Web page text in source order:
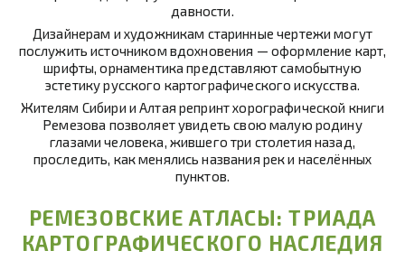
давности.
Дизайнерам и художникам старинные чертежи могут
послужить источником вдохновения — оформление карт,
шрифты, орнаментика представляют самобытную
эстетику русского картографического искусства.
Жителям Сибири и Алтая репринт хорографической книги
Ремезова позволяет увидеть свою малую родину
глазами человека, жившего три столетия назад,
проследить, как менялись названия рек и населённых
пунктов.
РЕМЕЗОВСКИЕ АТЛАСЫ: ТРИАДА
КАРТОГРАФИЧЕСКОГО НАСЛЕДИЯ